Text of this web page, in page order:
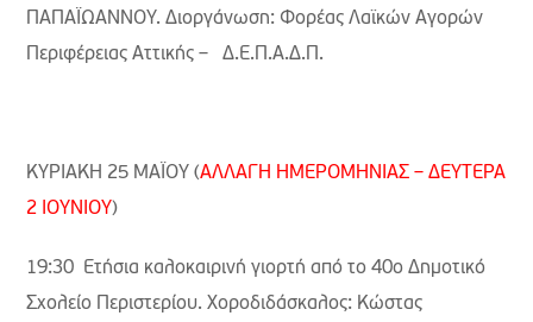
ΠΑΠΑΪΩΑΝΝΟΥ. Διοργάνωση: Φορέας Λαϊκών Αγορών
Περιφέρειας Αττικής – Δ.Ε.Π.Α.Δ.Π.
ΚΥΡΙΑΚΗ 25 ΜΑΪΟΥ (ΑΛΛΑΓΗ ΗΜΕΡΟΜΗΝΙΑΣ – ΔΕΥΤΕΡΑ
2 ΙΟΥΝΙΟΥ)
19:30 Ετήσια καλοκαιρινή γιορτή από το 40ο Δημοτικό
Σχολείο Περιστερίου. Χοροδιδάσκαλος: Κώστας